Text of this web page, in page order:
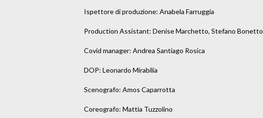
Ispettore di produzione: Anabela Farruggia
Production Assistant: Denise Marchetto, Stefano Bonetto
Covid manager: Andrea Santiago Rosica
DOP: Leonardo Mirabilia
Scenografo: Amos Caparrotta
Coreografo: Mattia Tuzzolino